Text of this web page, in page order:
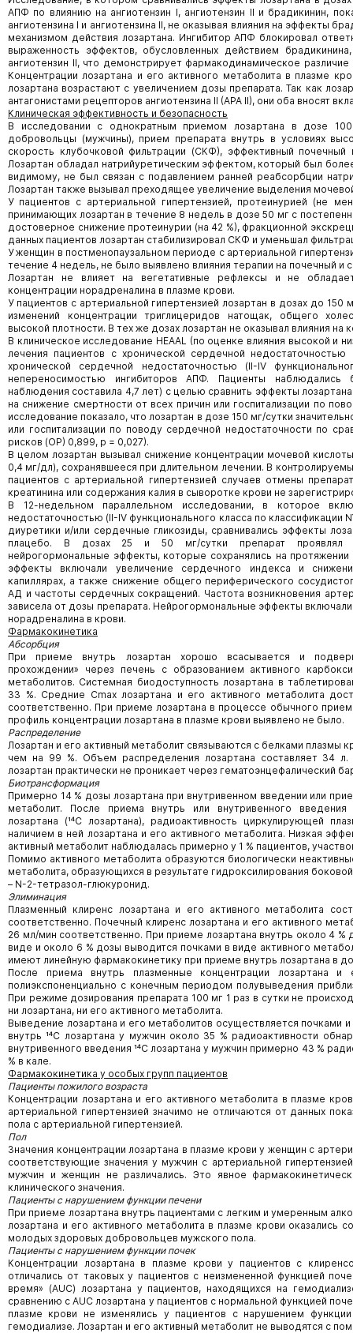
АПФ по влиянию на ангиотензин I, ангиотензин II и брадикинин,
ангиотензина I и ангиотензина II, не оказывая влияния на эффекты
механизмом действия лозартана. Ингибитор АПФ блокировал
выраженность эффектов, обусловленных действием
ангиотензин II, что демонстрирует фармакодинамическое
Концентрации лозартана и его активного метаболита в плазме
лозартана возрастают с увеличением дозы препарата. Так как
антагонистами рецепторов ангиотензина II (АРА II), они оба вносят
Клиническая эффективность и безопасность
В исследовании с однократным приемом лозартана в дозе
добровольцы (мужчины), прием препарата внутрь в условиях
скорость клубочковой фильтрации (СКФ), эффективный
Лозартан обладал натрийуретическим эффектом, который был
видимому, не был связан с подавлением ранней реабсорбции
Лозартан также вызывал преходящее увеличение выделения
У пациентов с артериальной гипертензией, протеинурией (не
принимающих лозартан в течение 8 недель в дозе 50 мг с
достоверное снижение протеинурии (на 42 %), фракционной
данных пациентов лозартан стабилизировал СКФ и уменьшал
У женщин в постменопаузальном периоде с артериальной
течение 4 недель, не было выявлено влияния терапии на почечный и
Лозартан не влияет на вегетативные рефлексы и не
концентрации норадреналина в плазме крови.
У пациентов с артериальной гипертензией лозартан в дозах до 150
изменений концентрации триглицеридов натощак, общего
высокой плотности. В тех же дозах лозартан не оказывал влияния
В клиническое исследование HEAAL (по оценке влияния высокой и
лечения пациентов с хронической сердечной
хронической сердечной недостаточностью (II-IV
непереносимостью ингибиторов АПФ. Пациенты
наблюдения составила 4,7 лет) с целью сравнить эффекты
на снижение смертности от всех причин или госпитализации по
исследование показало, что лозартан в дозе 150 мг/сутки
или госпитализации по поводу сердечной недостаточности по
рисков (ОР) 0,899, р = 0,027).
В целом лозартан вызывал снижение концентрации мочевой
0,4 мг/дл), сохранявшееся при длительном лечении. В
пациентов с артериальной гипертензией случаев отмены
креатинина или содержания калия в сыворотке крови не
В 12-недельном параллельном исследовании, в которое
недостаточностью (II-IV функционального класса по классификации
диуретики и/или сердечные гликозиды, сравнивались эффекты
плацебо. В дозах 25 и 50 мг/сутки препарат проявлял
нейрогормональные эффекты, которые сохранялись на
эффекты включали увеличение сердечного индекса и
капиллярах, а также снижение общего периферического
АД и частоты сердечных сокращений. Частота возникновения
зависела от дозы препарата. Нейрогормональные эффекты
норадреналина в крови.
Фармакокинетика
Абсорбция
При приеме внутрь лозартан хорошо всасывается и
прохождении» через печень с образованием активного
метаболитов. Системная биодоступность лозартана в
33 %. Средние Cmax лозартана и его активного метаболита
соответственно. При приеме лозартана в процессе обычного
профиль концентрации лозартана в плазме крови выявлено не было.
Распределение
Лозартан и его активный метаболит связываются с белками плазмы
чем на 99 %. Объем распределения лозартана составляет 34 л.
лозартан практически не проникает через гематоэнцефалический
Биотрансформация
Примерно 14 % дозы лозартана при внутривенном введении или
метаболит. После приема внутрь или внутривенного
лозартана (¹⁴С лозартана), радиоактивность циркулирующей
наличием в ней лозартана и его активного метаболита. Низкая
активный метаболит наблюдалась примерно у 1 % пациентов,
Помимо активного метаболита образуются биологически
метаболита, образующихся в результате гидроксилирования
– N-2-тетразол-глюкуронид.
Элиминация
Плазменный клиренс лозартана и его активного метаболита
соответственно. Почечный клиренс лозартана и его активного
26 мл/мин соответственно. При приеме лозартана внутрь около 4
виде и около 6 % дозы выводится почками в виде активного
имеют линейную фармакокинетику при приеме внутрь лозартана в
После приема внутрь плазменные концентрации лозартана и
полиэкспоненциально с конечным периодом полувыведения
При режиме дозирования препарата 100 мг 1 раз в сутки не
ни лозартана, ни его активного метаболита.
Выведение лозартана и его метаболитов осуществляется почками
внутрь ¹⁴C лозартана у мужчин около 35 % радиоактивности
внутривенного введения ¹⁴С лозартана у мужчин примерно 43 %
% в кале.
Фармакокинетика у особых групп пациентов
Пациенты пожилого возраста
Концентрации лозартана и его активного метаболита в плазме
артериальной гипертензией значимо не отличаются от данных
пола с артериальной гипертензией.
Пол
Значения концентрации лозартана в плазме крови у женщин с
соответствующие значения у мужчин с артериальной
мужчин и женщин не различались. Это явное
клинического значения.
Пациенты с нарушением функции печени
При приеме лозартана внутрь пациентами с легким и умеренным
лозартана и его активного метаболита в плазме крови оказались
молодых здоровых добровольцев мужского пола.
Пациенты с нарушением функции почек
Концентрации лозартана в плазме крови у пациентов с
отличались от таковых у пациентов с неизмененной функцией
время» (AUC) лозартана у пациентов, находящихся на
сравнению с AUC лозартана у пациентов с нормальной функцией
плазме крови не изменялись у пациентов с нарушением
гемодиализе. Лозартан и его активный метаболит не выводятся с